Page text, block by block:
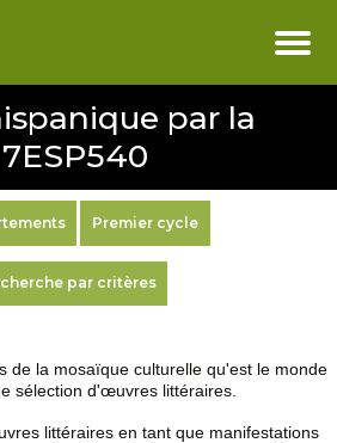
par la
Premier cycle
par critères
de la mosaïque culturelle qu'est le monde
sélection d'œuvres littéraires.
littéraires en tant que manifestations